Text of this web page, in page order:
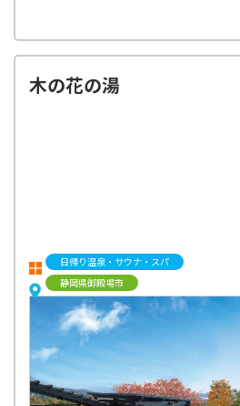
ベルトラのバイヤーが世界中を飛び回り、
丁寧に作り上げた高品質のアクティビテ
お客様からのフィードバックをもとに、
多種多様なニーズに応えるオリジナルプ
ています。
木の花の湯
日帰り温泉・サウナ・スパ
静岡県御殿場市